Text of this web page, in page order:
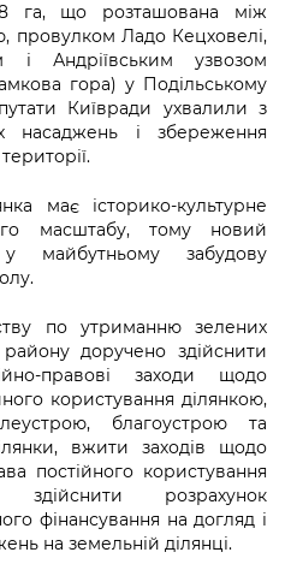
що
КМВА
громадян
Києва
організації
міста
ділянки
АТО
переміщених
військовій
«Відкритий
доступом
та
публічну
дій чи
інформації
запитів на
та анонси від
запит /
воєнного
coverage of
martial law
for mass
га, що розташована між
провулком Ладо Кецховелі,
і Андріївським узвозом
гора) у Подільському
Київради ухвалили з
насаджень і збереження
має історико-культурне
масштабу, тому новий
майбутньому забудову
по утриманню зелених
доручено здійснити
правові заходи щодо
користування ділянкою,
благоустрою та
вжити заходів щодо
постійного користування
розрахунок
фінансування на догляд і
на земельній ділянці.